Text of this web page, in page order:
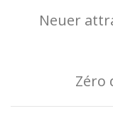
Neuer
Zéro